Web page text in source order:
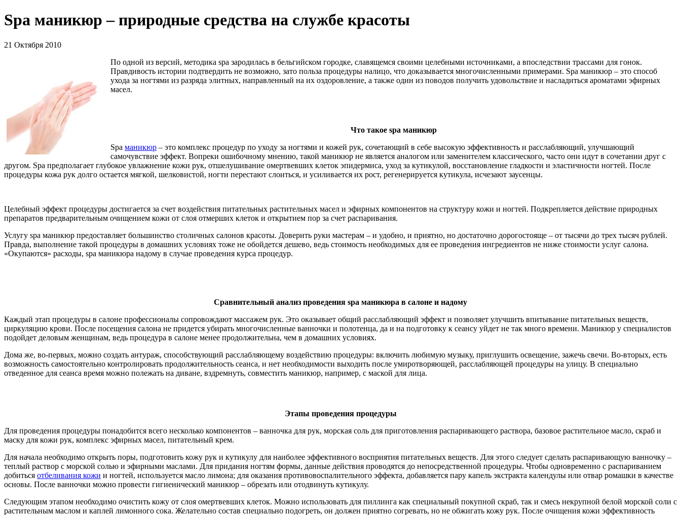
Spa маникюр – природные средства на службе красоты
21 Октября 2010
По одной из версий, методика spa зародилась в бельгийском городке, славящемся своими целебными источниками, а впоследствии трассами для гонок.
Правдивость истории подтвердить не возможно, зато польза процедуры налицо, что доказывается многочисленными примерами. Spa маникюр – это способ
ухода за ногтями из разряда элитных, направленный на их оздоровление, а также один из поводов получить удовольствие и насладиться ароматами эфирных
масел.
Что такое spa маникюр
Spa маникюр – это комплекс процедур по уходу за ногтями и кожей рук, сочетающий в себе высокую эффективность и расслабляющий, улучшающий
самочувствие эффект. Вопреки ошибочному мнению, такой маникюр не является аналогом или заменителем классического, часто они идут в сочетании друг с
другом. Spa предполагает глубокое увлажнение кожи рук, отшелушивание омертвевших клеток эпидермиса, уход за кутикулой, восстановление гладкости и эластичности ногтей. После
процедуры кожа рук долго остается мягкой, шелковистой, ногти перестают слоиться, и усиливается их рост, регенерируется кутикула, исчезают заусенцы.
Целебный эффект процедуры достигается за счет воздействия питательных растительных масел и эфирных компонентов на структуру кожи и ногтей. Подкрепляется действие природных
препаратов предварительным очищением кожи от слоя отмерших клеток и открытием пор за счет распаривания.
Услугу spa маникюр предоставляет большинство столичных салонов красоты. Доверить руки мастерам – и удобно, и приятно, но достаточно дорогостояще – от тысячи до трех тысяч рублей.
Правда, выполнение такой процедуры в домашних условиях тоже не обойдется дешево, ведь стоимость необходимых для ее проведения ингредиентов не ниже стоимости услуг салона.
«Окупаются» расходы, spa маникюра надому в случае проведения курса процедур.
Сравнительный анализ проведения spa маникюра в салоне и надому
Каждый этап процедуры в салоне профессионалы сопровождают массажем рук. Это оказывает общий расслабляющий эффект и позволяет улучшить впитывание питательных веществ,
циркуляцию крови. После посещения салона не придется убирать многочисленные ванночки и полотенца, да и на подготовку к сеансу уйдет не так много времени. Маникюр у специалистов
подойдет деловым женщинам, ведь процедура в салоне менее продолжительна, чем в домашних условиях.
Дома же, во-первых, можно создать антураж, способствующий расслабляющему воздействию процедуры: включить любимую музыку, приглушить освещение, зажечь свечи. Во-вторых, есть
возможность самостоятельно контролировать продолжительность сеанса, и нет необходимости выходить после умиротворяющей, расслабляющей процедуры на улицу. В специально
отведенное для сеанса время можно полежать на диване, вздремнуть, совместить маникюр, например, с маской для лица.
Этапы проведения процедуры
Для проведения процедуры понадобится всего несколько компонентов – ванночка для рук, морская соль для приготовления распаривающего раствора, базовое растительное масло, скраб и
маску для кожи рук, комплекс эфирных масел, питательный крем.
Для начала необходимо открыть поры, подготовить кожу рук и кутикулу для наиболее эффективного восприятия питательных веществ. Для этого следует сделать распаривающую ванночку –
теплый раствор с морской солью и эфирными маслами. Для придания ногтям формы, данные действия проводятся до непосредственной процедуры. Чтобы одновременно с распариванием
добиться отбеливания кожи и ногтей, используется масло лимона; для оказания противовоспалительного эффекта, добавляется пару капель экстракта календулы или отвар ромашки в качестве
основы. После ванночки можно провести гигиенический маникюр – обрезать или отодвинуть кутикулу.
Следующим этапом необходимо очистить кожу от слоя омертвевших клеток. Можно использовать для пиллинга как специальный покупной скраб, так и смесь некрупной белой морской соли с
растительным маслом и каплей лимонного сока. Желательно состав специально подогреть, он должен приятно согревать, но не обжигать кожу рук. После очищения кожи эффективность